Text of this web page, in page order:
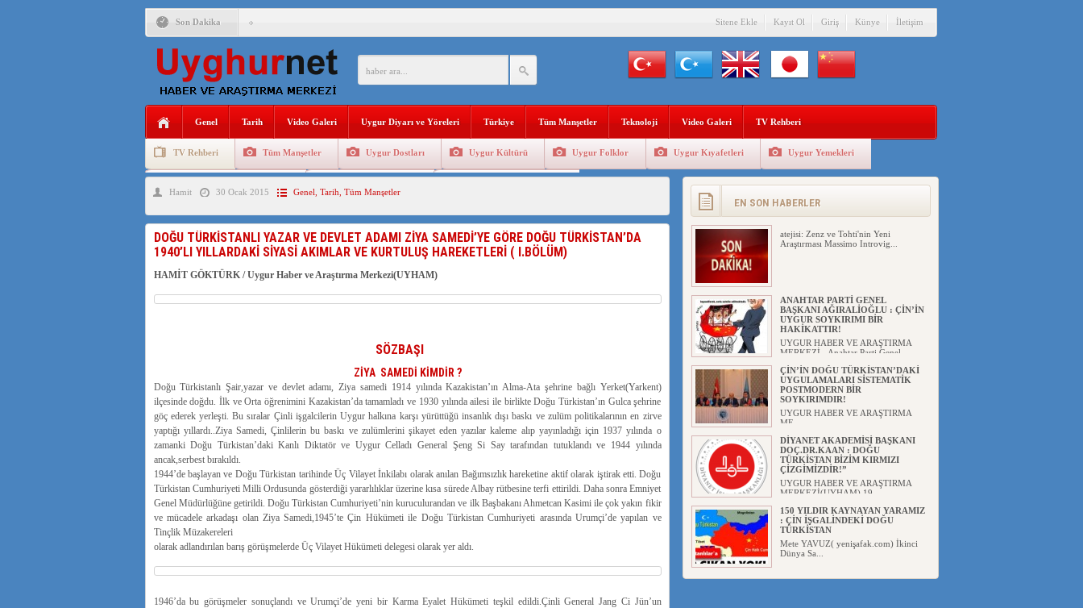
Son Dakika
ANAHTAR PARTİ GENEL BAŞKANI AĞIRALİOĞLU : ÇİN’İN UYGUR SOYKIRIMI BİR HAKİKATTIR!
ÇİN’İN DOĞU TÜRKİSTAN’DAKİ UYGULAMALARI SİSTEMATİK POSTMODERN BİR SOYKIRIMDIR!
DİYANET AKADEMİSİ BAŞKANI DOÇ.DR.KAAN : DOĞU TÜRKİSTAN BİZİM KIRMIZI ÇİZGİMİZDİR!”
150 YILDIR KAYNAYAN YARAMIZ : ÇİN İŞGALİNDEKİ DOĞU TÜRKİSTAN
MHP’DEN URUMÇİ KATLİAMI MESAJİ : 05.07.2009 URUMÇİ ŞEHİTLERİNİ RAHMETLE ANIYORUZ
ÇİN’İN ANKARA BÜYÜKELÇİSİ JİANG’İN TRABZON ZİYARETİ
Sitene Ekle Kayıt Ol Giriş Künye İletişim
Genel Tarih Video Galeri Uygur Diyarı ve Yöreleri Türkiye Tüm Manşetler Teknoloji Video Galeri TV Rehberi
TV Rehberi Tüm Manşetler Uygur Dostları Uygur Kültürü Uygur Folklor Uygur Kıyafetleri Uygur Yemekleri
Uygurlarda Düğün ve Cenaze
Hamit 30 Ocak 2015 Genel Tarih Tüm Manşetler
DOĞU TÜRKİSTANLI YAZAR VE DEVLET ADAMI ZİYA SAMEDİ’YE GÖRE DOĞU TÜRKİSTAN’DA
1940’LI YILLARDAKİ SİYASİ AKIMLAR VE KURTULUŞ HAREKETLERİ ( I.BÖLÜM)
HAMİT GÖKTÜRK / Uygur Haber ve Araştırma Merkezi(UYHAM)
SÖZBAŞI
ZİYA SAMEDİ KİMDİR ?
Doğu Türkistanlı Şair,yazar ve devlet adamı, Ziya samedi 1914 yılında Kazakistan’ın Alma-Ata şehrine bağlı Yerket(Yarkent)
ilçesinde doğdu. İlk ve Orta öğrenimini Kazakistan’da tamamladı ve 1930 yılında ailesi ile birlikte Doğu Türkistan’ın Gulca şehrine
göç ederek yerleşti. Bu sıralar Çinli işgalcilerin Uygur halkına karşı yürüttüğü insanlık dışı baskı ve zulüm politikalarının en zirve
yaptığı yıllardı..Ziya Samedi, Çinlilerin bu baskı ve zulümlerini şikayet eden yazılar kaleme alıp yayınladığı için 1937 yılında o
zamanki Doğu Türkistan’daki Kanlı Diktatör ve Uygur Celladı General Şeng Si Say tarafından tutuklandı ve 1944 yılında
ancak,serbest bırakıldı.
1944’de başlayan ve Doğu Türkistan tarihinde Üç Vilayet İnkilabı olarak anılan Bağımsızlık hareketine aktif olarak iştirak etti. Doğu
Türkistan Cumhuriyeti Milli Ordusunda gösterdiği yararlılıklar üzerine kısa sürede Albay rütbesine terfi ettirildi. Daha sonra Emniyet
Genel Müdürlüğüne getirildi. Doğu Türkistan Cumhuriyeti’nin kuruculurandan ve ilk Başbakanı Ahmetcan Kasimi ile çok yakın fikir
ve mücadele arkadaşı olan Ziya Samedi,1945’te Çin Hükümeti ile Doğu Türkistan Cumhuriyeti arasında Urumçi’de yapılan ve
Tinçlik Müzakereleri
olarak adlandırılan barış görüşmelerde Üç Vilayet Hükümeti delegesi olarak yer aldı.
1946’da bu görüşmeler sonuçlandı ve Urumçi’de yeni bir Karma Eyalet Hükümeti teşkil edildi.Çinli General Jang Ci Jün’un
EN SON HABERLER
MEŞRULAŞTIRDIĞI ÇKP DEVLET
TERÖRÜ
yönetimi 4 Ağustos 2...
PAKİSTAN,AFGANİSTAN’DA
YAŞAYAN UYGURLARA KARŞI
ÇİN İLE İŞBİRLİĞİ YAPACAK
MERKEZİ(UYHAM) İşgalci Ç...
atejisi: Zenz ve Tohti'nin Yeni
Araştırması Massimo Introvig...
ANAHTAR PARTİ GENEL
BAŞKANI AĞIRALİOĞLU : ÇİN’İN
UYGUR SOYKIRIMI BİR
HAKİKATTIR!
UYGUR HABER VE ARAŞTIRMA
MERKEZİ Anahtar Parti Genel
ÇİN’İN DOĞU TÜRKİSTAN’DAKİ
UYGULAMALARI SİSTEMATİK
POSTMODERN BİR
SOYKIRIMDIR!
UYGUR HABER VE ARAŞTIRMA
ME...
DİYANET AKADEMİSİ BAŞKANI
DOÇ.DR.KAAN : DOĞU
TÜRKİSTAN BİZİM KIRMIZI
ÇİZGİMİZDİR!”
UYGUR HABER VE ARAŞTIRMA
MERKEZİ(UYHAM) 19...
150 YILDIR KAYNAYAN YARAMIZ
: ÇİN İŞGALİNDEKİ DOĞU
TÜRKİSTAN
Mete YAVUZ( yenişafak.com) İkinci
Dünya Sa...
ÇİN’İN UYGUR POLİTİKALARINI